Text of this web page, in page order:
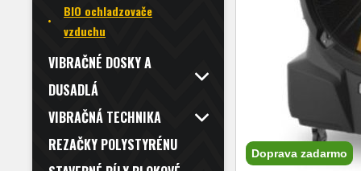
BIO ochladzovače
vzduchu
VIBRAČNÉ DOSKY A
DUSADLÁ
VIBRAČNÁ TECHNIKA
REZAČKY POLYSTYRÉNU
Doprava zadarmo